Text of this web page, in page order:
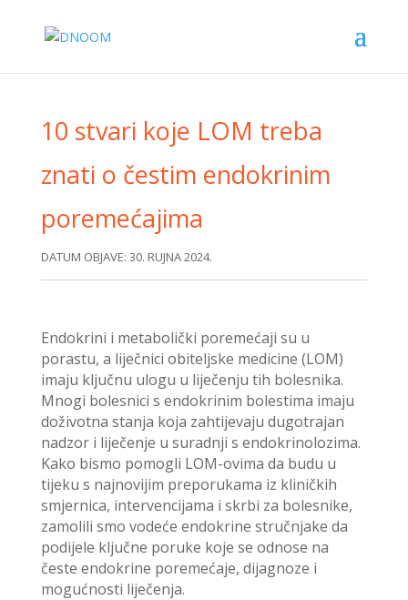
10 stvari koje LOM treba
znati o čestim endokrinim
poremećajima
DATUM OBJAVE: 30. RUJNA 2024.
Endokrini i metabolički poremećaji su u
porastu, a liječnici obiteljske medicine (LOM)
imaju ključnu ulogu u liječenju tih bolesnika.
Mnogi bolesnici s endokrinim bolestima imaju
doživotna stanja koja zahtijevaju dugotrajan
nadzor i liječenje u suradnji s endokrinolozima.
Kako bismo pomogli LOM-ovima da budu u
tijeku s najnovijim preporukama iz kliničkih
smjernica, intervencijama i skrbi za bolesnike,
zamolili smo vodeće endokrine stručnjake da
podijele ključne poruke koje se odnose na
česte endokrine poremećaje, dijagnoze i
mogućnosti liječenja.